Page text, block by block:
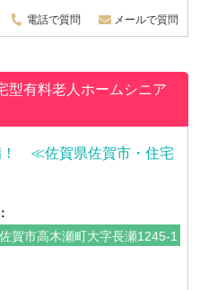
電話で質問 メールで質問
型有料老人ホームシニア
≪佐賀県佐賀市・住宅
賀市高木瀬町大字長瀬1245-1